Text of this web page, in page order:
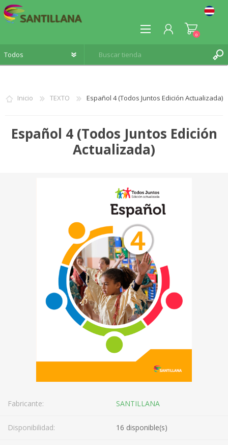
INICIA SESIÓN
0
Inicio TEXTO Español 4 (Todos Juntos Edición Actualizada)
Español 4 (Todos Juntos Edición
Actualizada)
Fabricante: SANTILLANA
Disponibilidad: 16 disponible(s)